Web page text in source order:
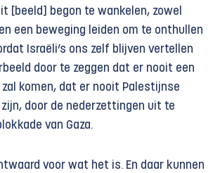
[beeld] begon te wankelen, zowel
een beweging leiden om te onthullen
Israëli’s ons zelf blijven vertellen
door te zeggen dat er nooit een
komen, dat er nooit Palestijnse
door de nederzettingen uit te
van Gaza.
voor wat het is. En daar kunnen